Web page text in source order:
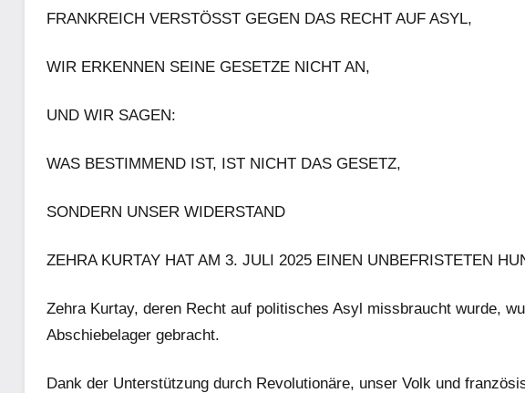
FRANKREICH VERSTÖSST GEGEN DAS RECHT AUF ASYL,
WIR ERKENNEN SEINE GESETZE NICHT AN,
UND WIR SAGEN:
WAS BESTIMMEND IST, IST NICHT DAS GESETZ,
SONDERN UNSER WIDERSTAND
ZEHRA KURTAY HAT AM 3. JULI 2025 EINEN UNBEFRISTETEN
Zehra Kurtay, deren Recht auf politisches Asyl missbraucht wurde,
Abschiebelager gebracht.
Dank der Unterstützung durch Revolutionäre, unser Volk und